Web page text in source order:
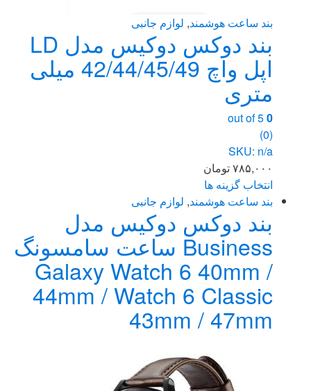
بند ساعت هوشمند, لوازم جانبی
بند دوکس دوکیس مدل LD
اپل واچ 42/44/45/49 میلی
متری
0
(0)
SKU: n/a
۷۸۵,۰۰۰تومان
انتخاب گزینه ها
این
محصول
دارای
انواع
مختلفی
می
باشد.
گزینه
ها
بند ساعت هوشمند, لوازم جانبی
بند دوکس دوکیس مدل
Business ساعت سامسونگ
Galaxy Watch 6 40mm /
44mm / Watch 6 Classic
43mm / 47mm